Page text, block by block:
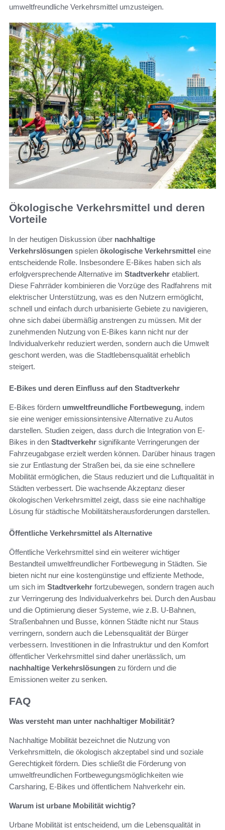
umweltfreundliche Verkehrsmittel umzusteigen.
Ökologische Verkehrsmittel und deren
Vorteile
In der heutigen Diskussion über nachhaltige
Verkehrslösungen spielen ökologische Verkehrsmittel eine
entscheidende Rolle. Insbesondere E-Bikes haben sich als
erfolgversprechende Alternative im Stadtverkehr etabliert.
Diese Fahrräder kombinieren die Vorzüge des Radfahrens mit
elektrischer Unterstützung, was es den Nutzern ermöglicht,
schnell und einfach durch urbanisierte Gebiete zu navigieren,
ohne sich dabei übermäßig anstrengen zu müssen. Mit der
zunehmenden Nutzung von E-Bikes kann nicht nur der
Individualverkehr reduziert werden, sondern auch die Umwelt
geschont werden, was die Stadtlebensqualität erheblich
steigert.
E-Bikes und deren Einfluss auf den Stadtverkehr
E-Bikes fördern umweltfreundliche Fortbewegung, indem
sie eine weniger emissionsintensive Alternative zu Autos
darstellen. Studien zeigen, dass durch die Integration von E-
Bikes in den Stadtverkehr signifikante Verringerungen der
Fahrzeugabgase erzielt werden können. Darüber hinaus tragen
sie zur Entlastung der Straßen bei, da sie eine schnellere
Mobilität ermöglichen, die Staus reduziert und die Luftqualität in
Städten verbessert. Die wachsende Akzeptanz dieser
ökologischen Verkehrsmittel zeigt, dass sie eine nachhaltige
Lösung für städtische Mobilitätsherausforderungen darstellen.
Öffentliche Verkehrsmittel als Alternative
Öffentliche Verkehrsmittel sind ein weiterer wichtiger
Bestandteil umweltfreundlicher Fortbewegung in Städten. Sie
bieten nicht nur eine kostengünstige und effiziente Methode,
um sich im Stadtverkehr fortzubewegen, sondern tragen auch
zur Verringerung des Individualverkehrs bei. Durch den Ausbau
und die Optimierung dieser Systeme, wie z.B. U-Bahnen,
Straßenbahnen und Busse, können Städte nicht nur Staus
verringern, sondern auch die Lebensqualität der Bürger
verbessern. Investitionen in die Infrastruktur und den Komfort
öffentlicher Verkehrsmittel sind daher unerlässlich, um
nachhaltige Verkehrslösungen zu fördern und die
Emissionen weiter zu senken.
FAQ
Was versteht man unter nachhaltiger Mobilität?
Nachhaltige Mobilität bezeichnet die Nutzung von
Verkehrsmitteln, die ökologisch akzeptabel sind und soziale
Gerechtigkeit fördern. Dies schließt die Förderung von
umweltfreundlichen Fortbewegungsmöglichkeiten wie
Carsharing, E-Bikes und öffentlichem Nahverkehr ein.
Warum ist urbane Mobilität wichtig?
Urbane Mobilität ist entscheidend, um die Lebensqualität in